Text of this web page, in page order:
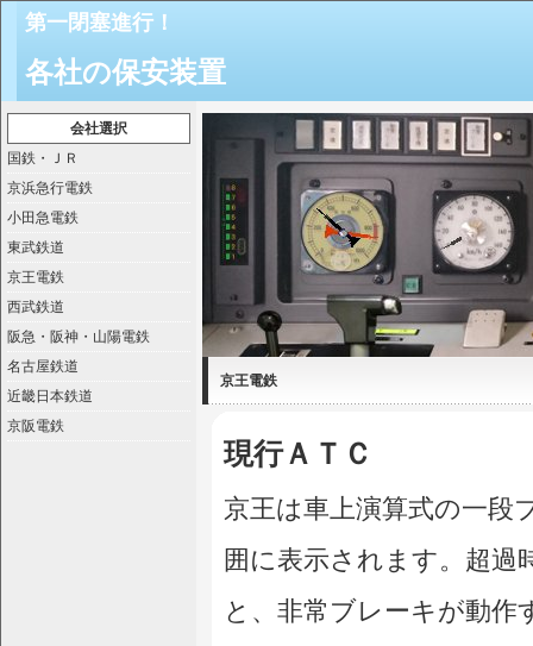
第一閉塞進行！
各社の保安装置
会社選択
国鉄・ＪＲ
京浜急行電鉄
小田急電鉄
東武鉄道
京王電鉄
西武鉄道
阪急・阪神・山陽電鉄
名古屋鉄道
近畿日本鉄道
京阪電鉄
京王電鉄
現行ＡＴＣ
京王は車上演算式の一段
囲に表示されます。超過
と、非常ブレーキが動作